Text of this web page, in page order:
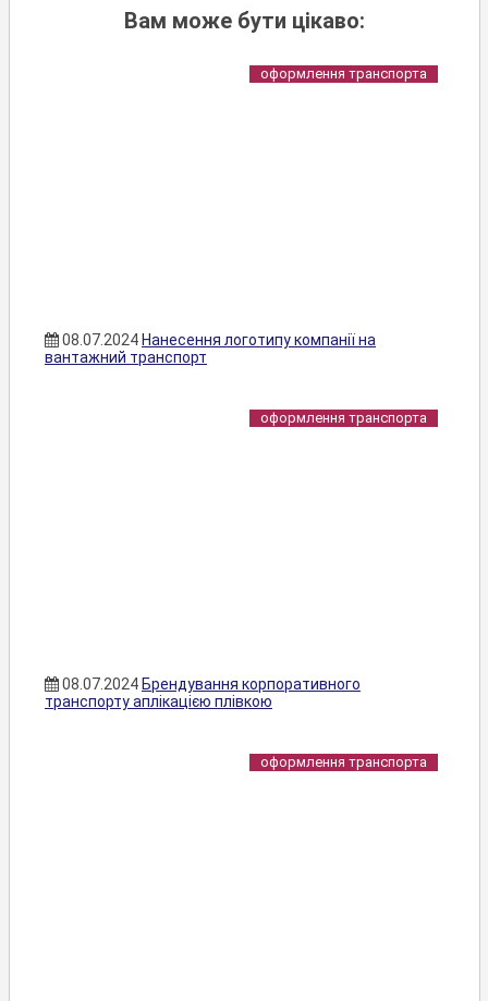
Вам може бути цікаво:
оформлення транспорта
08.07.2024 Нанесення логотипу компанії на
вантажний транспорт
оформлення транспорта
08.07.2024 Брендування корпоративного
транспорту аплікацією плівкою
оформлення транспорта